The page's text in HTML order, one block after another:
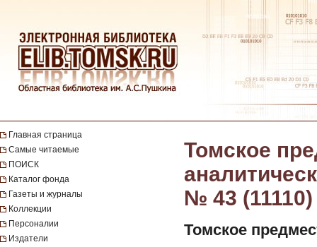
Главная страница
Самые читаемые
ПОИСК
Каталог фонда
Газеты и журналы
Коллекции
Персоналии
Издатели
Томское
№ 43
Томское